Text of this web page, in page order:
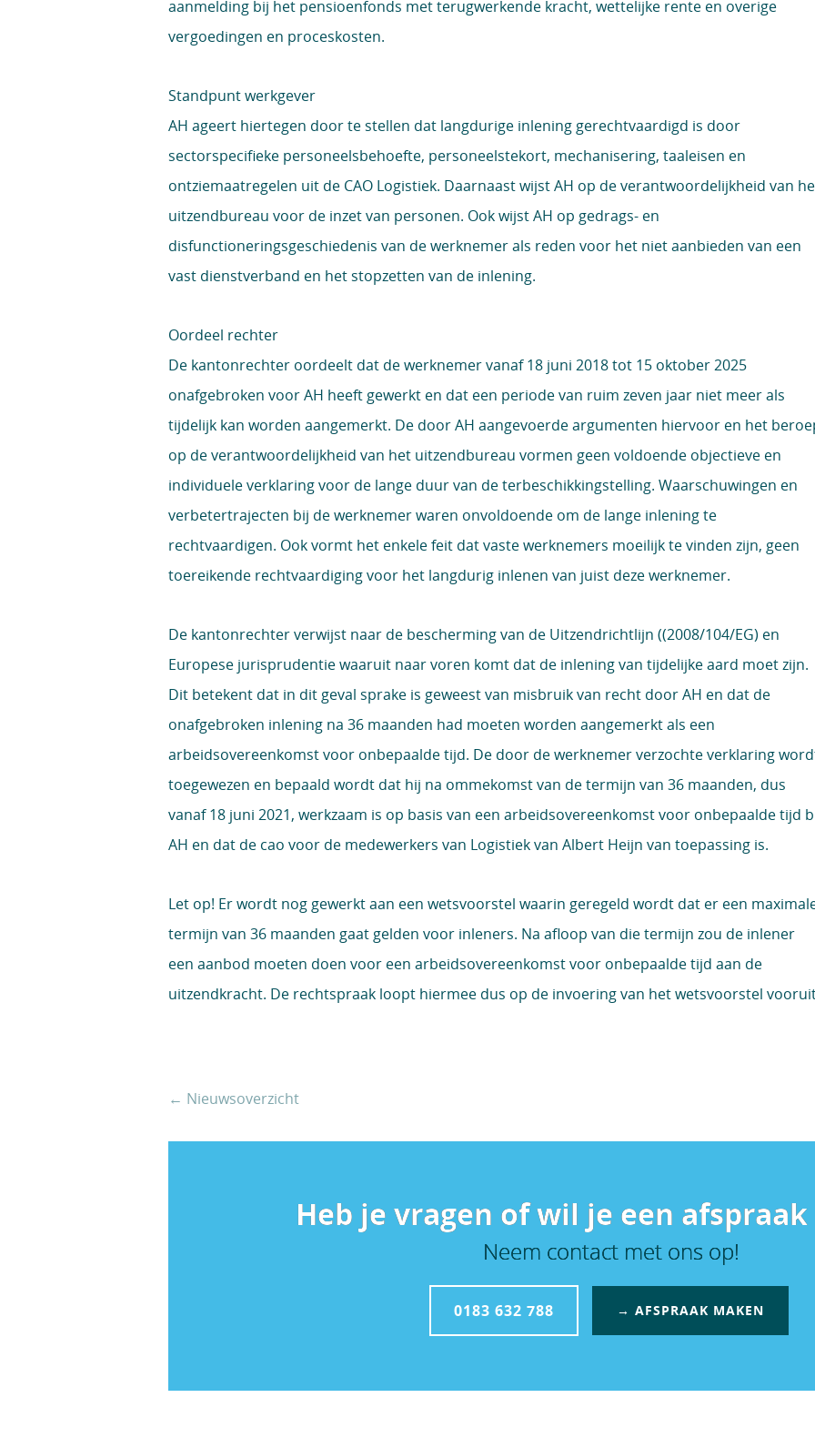
aanmelding bij het pensioenfonds met terugwerkende kracht, wettelijke rente en overige
vergoedingen en proceskosten.
Standpunt werkgever
AH ageert hiertegen door te stellen dat langdurige inlening gerechtvaardigd is door
sectorspecifieke personeelsbehoefte, personeelstekort, mechanisering, taaleisen en
ontziemaatregelen uit de CAO Logistiek. Daarnaast wijst AH op de verantwoordelijkheid van
uitzendbureau voor de inzet van personen. Ook wijst AH op gedrags- en
disfunctioneringsgeschiedenis van de werknemer als reden voor het niet aanbieden van een
vast dienstverband en het stopzetten van de inlening.
Oordeel rechter
De kantonrechter oordeelt dat de werknemer vanaf 18 juni 2018 tot 15 oktober 2025
onafgebroken voor AH heeft gewerkt en dat een periode van ruim zeven jaar niet meer als
tijdelijk kan worden aangemerkt. De door AH aangevoerde argumenten hiervoor en het
op de verantwoordelijkheid van het uitzendbureau vormen geen voldoende objectieve en
individuele verklaring voor de lange duur van de terbeschikkingstelling. Waarschuwingen en
verbetertrajecten bij de werknemer waren onvoldoende om de lange inlening te
rechtvaardigen. Ook vormt het enkele feit dat vaste werknemers moeilijk te vinden zijn, geen
toereikende rechtvaardiging voor het langdurig inlenen van juist deze werknemer.
De kantonrechter verwijst naar de bescherming van de Uitzendrichtlijn ((2008/104/EG) en
Europese jurisprudentie waaruit naar voren komt dat de inlening van tijdelijke aard moet zijn.
Dit betekent dat in dit geval sprake is geweest van misbruik van recht door AH en dat de
onafgebroken inlening na 36 maanden had moeten worden aangemerkt als een
arbeidsovereenkomst voor onbepaalde tijd. De door de werknemer verzochte verklaring
toegewezen en bepaald wordt dat hij na ommekomst van de termijn van 36 maanden, dus
vanaf 18 juni 2021, werkzaam is op basis van een arbeidsovereenkomst voor onbepaalde tijd
AH en dat de cao voor de medewerkers van Logistiek van Albert Heijn van toepassing is.
Let op! Er wordt nog gewerkt aan een wetsvoorstel waarin geregeld wordt dat er een
termijn van 36 maanden gaat gelden voor inleners. Na afloop van die termijn zou de inlener
een aanbod moeten doen voor een arbeidsovereenkomst voor onbepaalde tijd aan de
uitzendkracht. De rechtspraak loopt hiermee dus op de invoering van het wetsvoorstel
← Nieuwsoverzicht
Heb je vragen of wil je een
Neem contact met ons op!
0183 632 788 → AFSPRAAK MAKEN